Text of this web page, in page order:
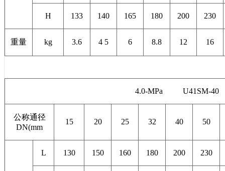
H 133 140 165 180 200 230
重量 kg 3.6 4 5 6 8.8 12 16
4.0-MPa U41SM-
公称通径
DN(mm
15 20 25 32 40 50
L 130 150 160 180 200 230